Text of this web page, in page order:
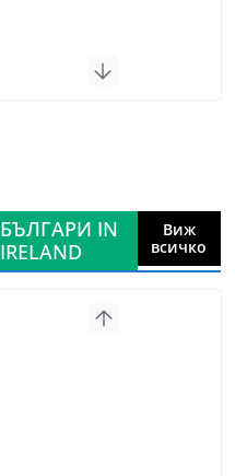
БЪЛГАРИ IN
IRELAND
Виж
всичко